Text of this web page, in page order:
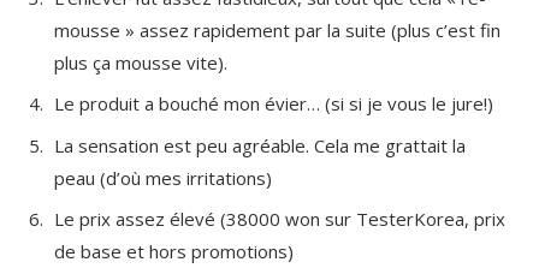
mousse » assez rapidement par la suite (plus c’est fin
plus ça mousse vite).
Le produit a bouché mon évier… (si si je vous le jure!)
La sensation est peu agréable. Cela me grattait la
peau (d’où mes irritations)
Le prix assez élevé (38000 won sur TesterKorea, prix
de base et hors promotions)